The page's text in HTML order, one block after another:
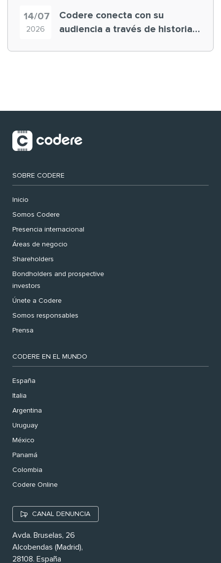
14/07
2026
Codere conecta con su
audiencia a través de historias
SOBRE CODERE
Inicio
Somos Codere
Presencia internacional
Áreas de negocio
Shareholders
Bondholders and prospective
investors
Únete a Codere
Somos responsables
Prensa
CODERE EN EL MUNDO
España
Italia
Argentina
Uruguay
México
Panamá
Colombia
Codere Online
CANAL DENUNCIA
Avda. Bruselas, 26
Alcobendas (Madrid),
28108. España